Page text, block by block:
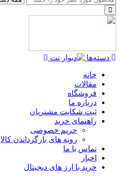
دسته‌ها
خانه
مقالات
فروشگاه
درباره ما
ثبت شکایت مشتریان
راهنمای خرید
حریم خصوصی
رویه های بازگرداندن کالا
تماس با ما
اخبار
خرید با ارز های دیجیتال